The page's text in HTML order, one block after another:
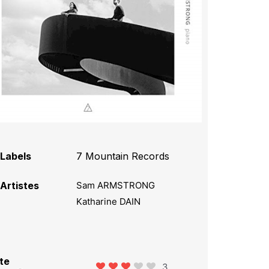
Labels 7 Mountain Records
Artistes
Sam ARMSTRONG
Katharine DAIN